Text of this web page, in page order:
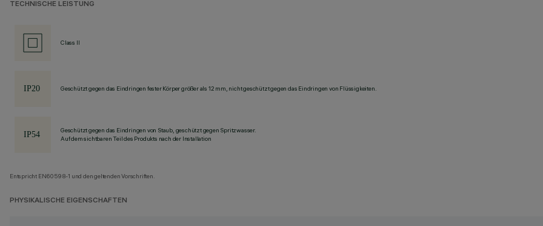
TECHNISCHE LEISTUNG
Class II
Geschützt gegen das Eindringen fester Körper größer als 12 mm, nicht geschützt gegen das Eindringen von Flüssigkeiten.
Geschützt gegen das Eindringen von Staub, geschützt gegen Spritzwasser.
Auf dem sichtbaren Teil des Produkts nach der Installation
Entspricht EN60598-1 und den geltenden Vorschriften.
PHYSIKALISCHE EIGENSCHAFTEN